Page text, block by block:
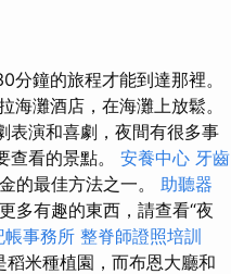
鐘的旅程才能到達那裡。
灘酒店，在海灘上放鬆。
表演和喜劇，夜間有很多事
查看的景點。 安養中心 牙齒
的最佳方法之一。 助聽器
多有趣的東西，請查看“夜
帳事務所 整脊師證照培訓
米種植園，而布恩大廳和